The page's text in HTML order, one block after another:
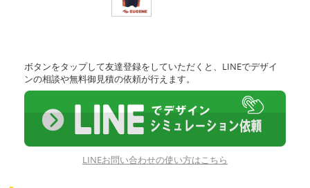
ボタンをタップして友達登録をしていただくと、LINEでデザイ
ンの相談や無料御見積の依頼が行えます。
LINEお問い合わせの使い方はこちら